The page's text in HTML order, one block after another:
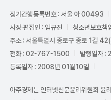
정기간행등록번호 : 서울 아 00493
사장·편집인 : 임규진
청소년보호책
주소 : 서울특별시 종로구 종로 1길
전화 : 02-767-1500
발행일자 :
등록일자 : 2008년 01월10일
아주경제는 인터넷신문윤리위원회 윤